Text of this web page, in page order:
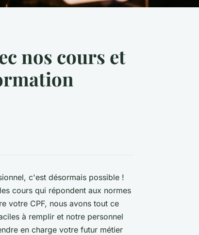
nos cours et
c'est désormais possible !
cours qui répondent aux normes
votre CPF, nous avons tout ce
à remplir et notre personnel
en charge votre futur métier